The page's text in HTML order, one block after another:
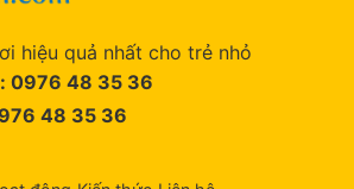
hiệu quả nhất cho trẻ nhỏ
0976 48 35 36
48 35 36